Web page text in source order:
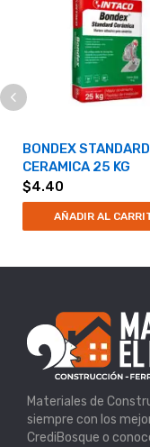
BONDEX STANDARD
CERAMICA 25 KG
$4.40
AÑADIR AL
Materiales de
siempre con los
CrediBosque o